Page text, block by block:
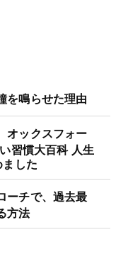
を鳴らせた理由
オックスフォー
習慣大百科 人生
ました
ーチで、過去最
方法